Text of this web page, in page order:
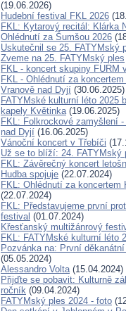
(19.06.2026)
Hudební festival FKL 2026
FKL: Kytarový recitál: Klárka
Ohlédnutí za Šumšou 2026
Uskutečnil se 25. FATYMský
Zveme na 25. FATYMský ples
FKL - koncert skupiny FURM
FKL - Ohlédnutí za
Vranově nad Dyjí (30.06.2025)
FATYMské kulturní léto 2025
kapely Květinka(19.06.2025)
FKL: Folkrockové zamyšlení
nad Dyjí (16.06.2025)
Vánoční koncert v Třebíči
Už se to blíží: 24. FATYMský
FKL: Závěrečný koncert
Hudba spojuje (22.07.2024)
FKL: Ohlédnutí za
(22.07.2024)
FKL: Představujeme první
festival (01.07.2024)
Křesťanský multižánrový
FKL: FATYMské kulturní léto
Pozvánka na: První
(05.05.2024)
Alessandro Volta(15.04.2024)
Přijďte se pobavit: Kulturně
ročník (09.04.2024)
FATYMský ples 2024 - foto